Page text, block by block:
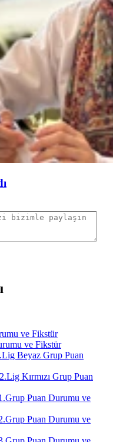
ve Fikstür
ve Fikstür
Beyaz Grup Puan
Kırmızı Grup Puan
Puan Durumu ve
Puan Durumu ve